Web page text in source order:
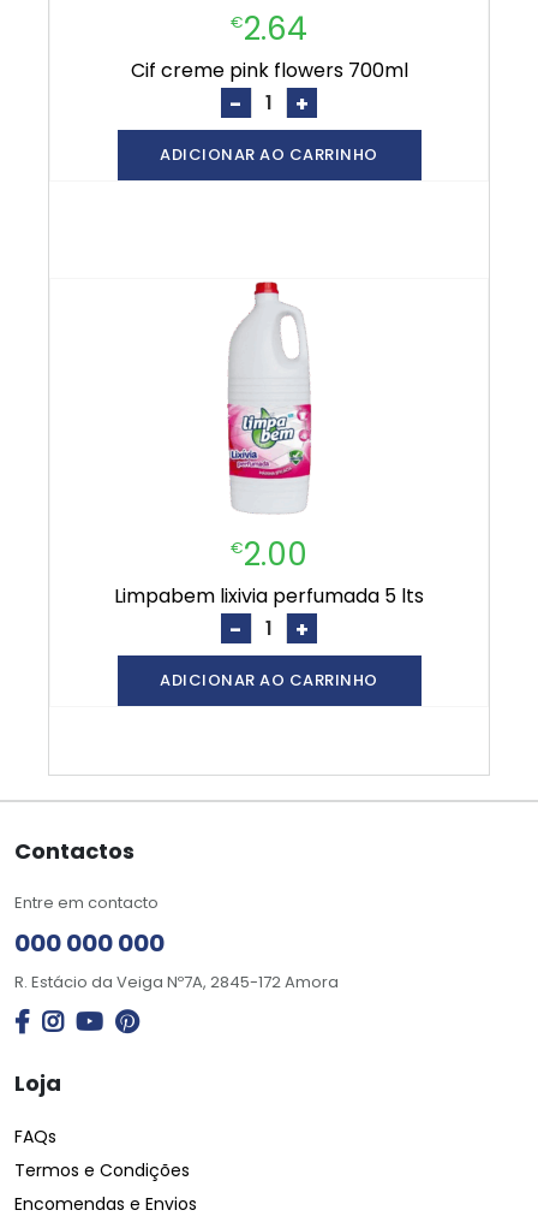
€2.64
cif creme pink flowers 700ml
- +
ADICIONAR AO CARRINHO
€2.00
limpabem lixivia perfumada 5 lts
- +
ADICIONAR AO CARRINHO
Contactos
Entre em contacto
000 000 000
R. Estácio da Veiga Nº7A, 2845-172 Amora
Loja
FAQs
Termos e Condições
Encomendas e Envios